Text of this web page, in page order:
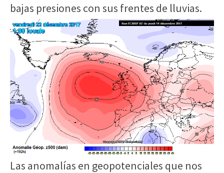
bajas presiones con sus frentes de lluvias.
Las anomalías en geopotenciales que nos